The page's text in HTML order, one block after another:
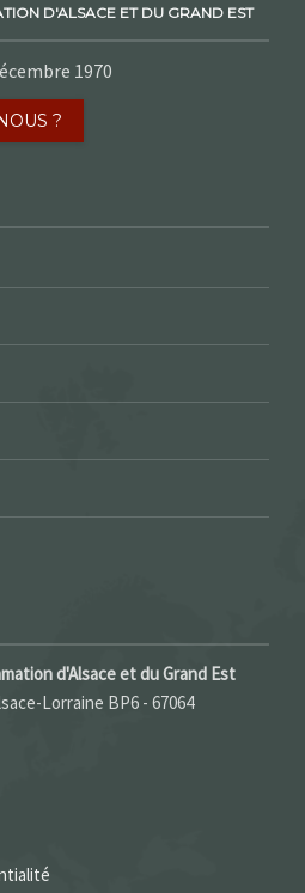
D'ALSACE ET DU GRAND EST
1970
?
d'Alsace et du Grand Est
Lorraine BP6 - 67064